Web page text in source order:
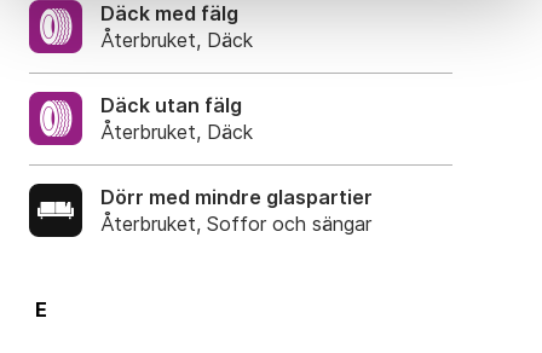
Däck med fälg
Återbruket, Däck
Däck utan fälg
Återbruket, Däck
Dörr med mindre glaspartier
Återbruket, Soffor och sängar
E